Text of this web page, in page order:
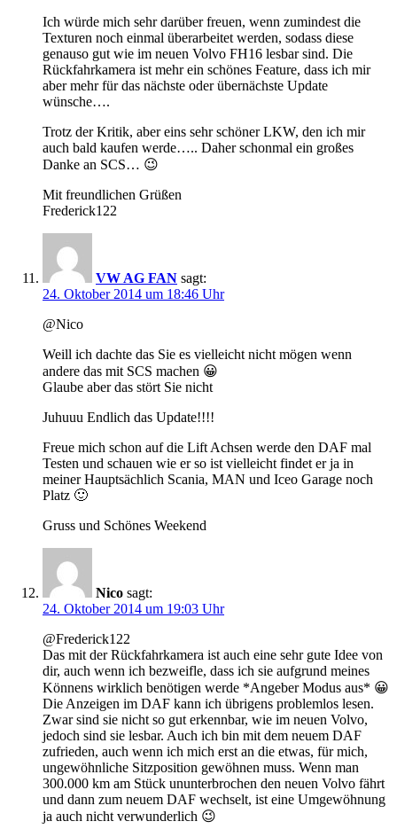
Ich würde mich sehr darüber freuen, wenn zumindest die
Texturen noch einmal überarbeitet werden, sodass diese
genauso gut wie im neuen Volvo FH16 lesbar sind. Die
Rückfahrkamera ist mehr ein schönes Feature, dass ich mir
aber mehr für das nächste oder übernächste Update
wünsche….
Trotz der Kritik, aber eins sehr schöner LKW, den ich mir
auch bald kaufen werde….. Daher schonmal ein großes
Danke an SCS… 😉
Mit freundlichen Grüßen
Frederick122
VW AG FAN sagt:
24. Oktober 2014 um 18:46 Uhr
@Nico
Weill ich dachte das Sie es vielleicht nicht mögen wenn
andere das mit SCS machen 😀
Glaube aber das stört Sie nicht
Juhuuu Endlich das Update!!!!
Freue mich schon auf die Lift Achsen werde den DAF mal
Testen und schauen wie er so ist vielleicht findet er ja in
meiner Hauptsächlich Scania, MAN und Iceo Garage noch
Platz 🙂
Gruss und Schönes Weekend
Nico sagt:
24. Oktober 2014 um 19:03 Uhr
@Frederick122
Das mit der Rückfahrkamera ist auch eine sehr gute Idee von
dir, auch wenn ich bezweifle, dass ich sie aufgrund meines
Könnens wirklich benötigen werde *Angeber Modus aus* 😀
Die Anzeigen im DAF kann ich übrigens problemlos lesen.
Zwar sind sie nicht so gut erkennbar, wie im neuen Volvo,
jedoch sind sie lesbar. Auch ich bin mit dem neuem DAF
zufrieden, auch wenn ich mich erst an die etwas, für mich,
ungewöhnliche Sitzposition gewöhnen muss. Wenn man
300.000 km am Stück ununterbrochen den neuen Volvo fährt
und dann zum neuem DAF wechselt, ist eine Umgewöhnung
ja auch nicht verwunderlich 😉